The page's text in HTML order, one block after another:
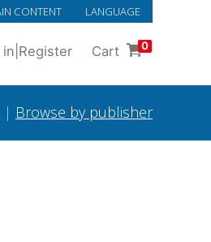
CONTENT LANGUAGE
in Register Cart 0
| Browse by publisher